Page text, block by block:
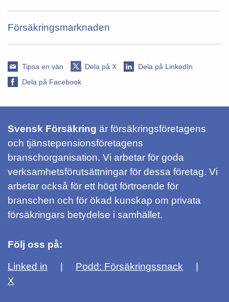
Försäkringsmarknaden
Tipsa en vän Dela på X
Dela på LinkedIn
Dela på Facebook
Svensk Försäkring är försäkringsföretagens
och tjänstepensionsföretagens
branschorganisation. Vi arbetar för goda
verksamhetsförutsättningar för dessa företag. Vi
arbetar också för ett högt förtroende för
branschen och för ökad kunskap om privata
försäkringars betydelse i samhället.
Följ oss på:
Linked in
Podd: Försäkringssnack
X